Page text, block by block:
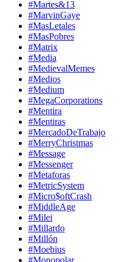
#Martes&13
#MarvinGaye
#MasLetales
#MasPobres
#Matrix
#Media
#MedievalMemes
#Medios
#Medium
#MegaCorporations
#Mentira
#Mentiras
#MercadoDeTrabajo
#MerryChristmas
#Message
#Messenger
#Metaforas
#MetricSystem
#Micro$oftCrash
#MiddleAge
#Milei
#Millardo
#Millón
#Moebius